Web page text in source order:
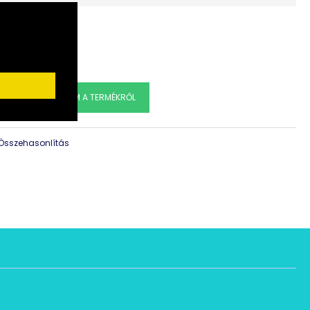
27.990 Ft
szélgeneráláshoz, szélhűtéshez és még sok
40 W (0,2 A)
Ft
ÉRDEKLŐDÖM A TERMÉKRŐL